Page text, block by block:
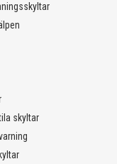
skyltar